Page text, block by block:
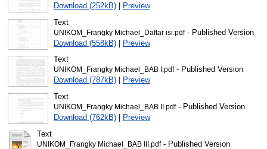
Download (252kB)|
Preview
Text
UNIKOM_Frangky Michael_Daftar isi.pdf- Published Version
Download (558kB)| Preview
Text
UNIKOM_Frangky Michael_BAB I.pdf- Published Version
Download (787kB)|
Preview
Text
UNIKOM_Frangky Michael_BAB II.pdf- Published Version
Download (762kB)|
Preview
Text
UNIKOM_Frangky Michael_BAB III.pdf- Published Version